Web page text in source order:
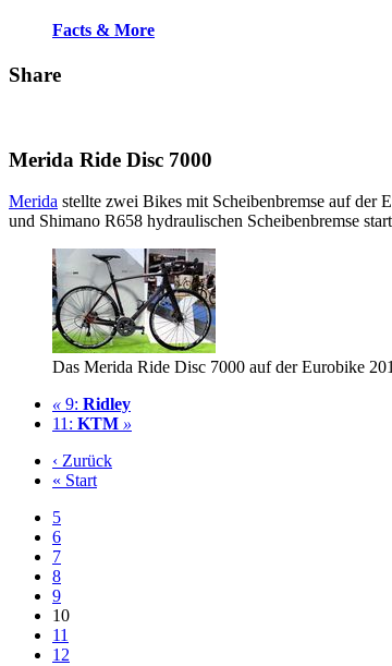
Facts & More
Share
Merida Ride Disc 7000
Merida stellte zwei Bikes mit Scheibenbremse auf der
und Shimano R658 hydraulischen Scheibenbremse
Das Merida Ride Disc 7000 auf der Eurobike
« 9: Ridley
11: KTM »
‹ Zurück
« Start
5
6
7
8
9
10
11
12